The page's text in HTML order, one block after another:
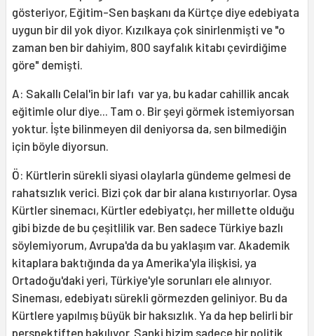
gösteriyor, Eğitim-Sen başkanı da Kürtçe diye edebiyata
uygun bir dil yok diyor. Kızılkaya çok sinirlenmişti ve "o
zaman ben bir dahiyim, 800 sayfalık kitabı çevirdiğime
göre" demişti.
A: Sakallı Celal'in bir lafı var ya, bu kadar cahillik ancak
eğitimle olur diye... Tam o. Bir şeyi görmek istemiyorsan
yoktur. İşte bilinmeyen dil deniyorsa da, sen bilmediğin
için böyle diyorsun.
Ö: Kürtlerin sürekli siyasi olaylarla gündeme gelmesi de
rahatsızlık verici. Bizi çok dar bir alana kıstırıyorlar. Oysa
Kürtler sinemacı, Kürtler edebiyatçı, her millette olduğu
gibi bizde de bu çeşitlilik var. Ben sadece Türkiye bazlı
söylemiyorum, Avrupa'da da bu yaklaşım var. Akademik
kitaplara baktığında da ya Amerika'yla ilişkisi, ya
Ortadoğu'daki yeri, Türkiye'yle sorunları ele alınıyor.
Sineması, edebiyatı sürekli görmezden geliniyor. Bu da
Kürtlere yapılmış büyük bir haksızlık. Ya da hep belirli bir
perspektiften bakılıyor. Sanki bizim sadece bir politik